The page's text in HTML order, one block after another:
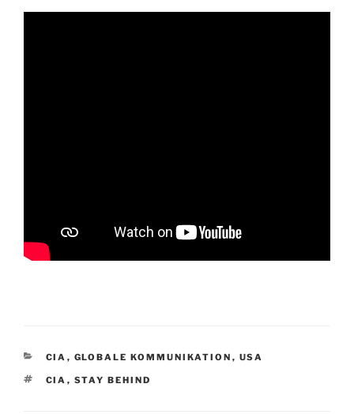
KATEGORIEN
CIA , GLOBALE KOMMUNIKATION , USA
SCHLAGWÖRTER
CIA , STAY BEHIND